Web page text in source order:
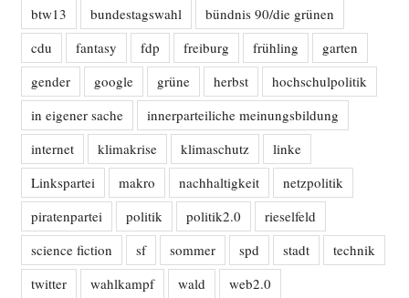
btw13 bundestagswahl
bündnis 90/die grünen
cdu
fantasy fdp freiburg frühling
garten
gender
google grüne herbst
hochschulpolitik
in eigener sache
innerparteiliche meinungsbildung
internet
klimakrise klimaschutz
linke
Linkspartei
makro nachhaltigkeit
netzpolitik
piratenpartei
politik politik2.0
rieselfeld
science fiction
sf sommer spd stadt
technik
twitter
wahlkampf wald
web2.0